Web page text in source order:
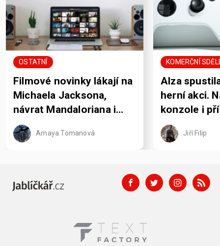
OSTATNÍ
Filmové novinky lákají na
Michaela Jacksona,
návrat Mandaloriana i
pořádně krvavou Jane
Austenovou
Amaya Tomanová
KOMERČNÍ
Alza
herní akci.
konzole i
rozdává
Jiří Filip